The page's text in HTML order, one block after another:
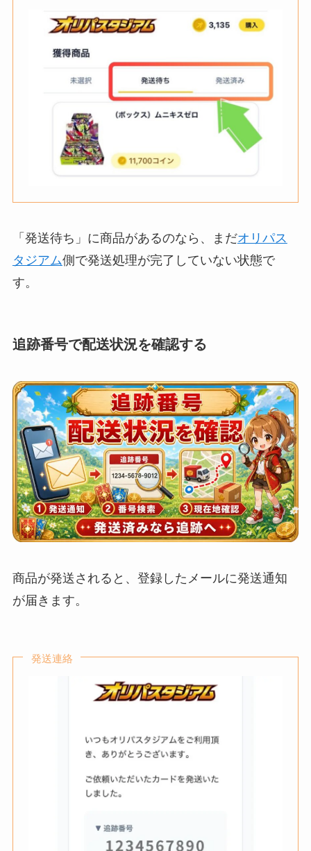
「発送待ち」に商品があるのなら、まだオリパス
タジアム側で発送処理が完了していない状態で
す。
追跡番号で配送状況を確認する
商品が発送されると、登録したメールに発送通知
が届きます。
発送連絡